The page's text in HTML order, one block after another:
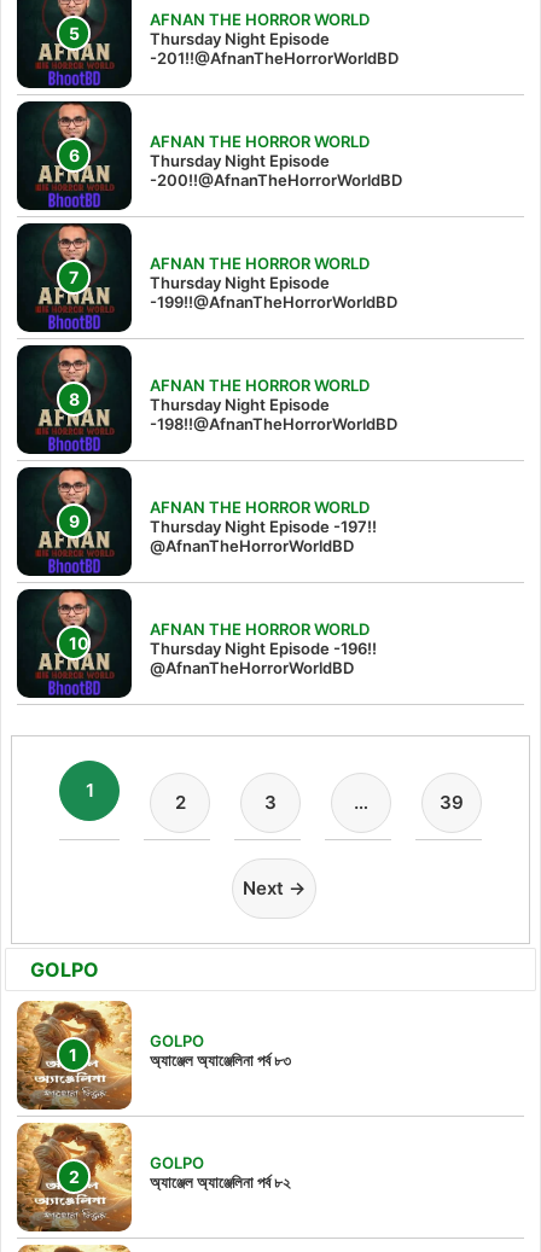
AFNAN THE HORROR WORLD
Thursday Night Episode
-201!!@AfnanTheHorrorWorldBD
AFNAN THE HORROR WORLD
Thursday Night Episode
-200!!@AfnanTheHorrorWorldBD
AFNAN THE HORROR WORLD
Thursday Night Episode
-199!!@AfnanTheHorrorWorldBD
AFNAN THE HORROR WORLD
Thursday Night Episode
-198!!@AfnanTheHorrorWorldBD
AFNAN THE HORROR WORLD
Thursday Night Episode -197!!‪
@AfnanTheHorrorWorldBD‬
AFNAN THE HORROR WORLD
Thursday Night Episode -196!!
@AfnanTheHorrorWorldBD
1
2 3 … 39
Next →
GOLPO
GOLPO
অ্যাঞ্জেল অ্যাঞ্জেলিনা পর্ব ৮৩
GOLPO
অ্যাঞ্জেল অ্যাঞ্জেলিনা পর্ব ৮২